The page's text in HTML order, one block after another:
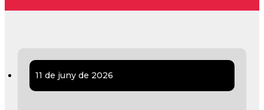
11 de juny de 2026